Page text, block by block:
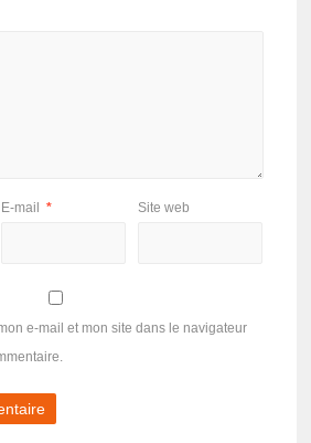
E-mail * Site web
e-mail et mon site dans le navigateur